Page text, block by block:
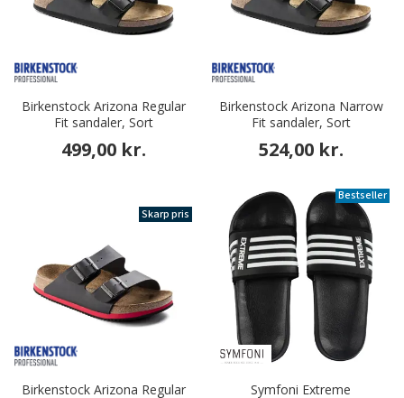
Birkenstock Arizona Regular
Fit sandaler, Sort
499,00 kr.
Birkenstock Arizona Narrow
Fit sandaler, Sort
524,00 kr.
Skarp pris
Birkenstock Arizona Regular
Bestseller
Symfoni Extreme